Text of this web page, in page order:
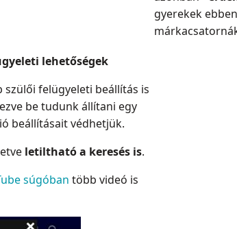
gyerekek
lehetőségek
felügyeleti beállítás is
be tudunk állítani egy
beállításait védhetjük.
letiltható a keresés is.
súgóban több videó is